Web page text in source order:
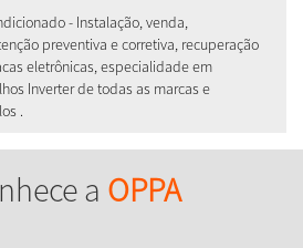
- Instalação, venda,
preventiva e corretiva, recuperação
eletrônicas, especialidade em
Inverter de todas as marcas e
.
a OPPA